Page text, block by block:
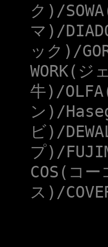
ク)/
マ)/
ック)/
WORK(ジ
牛)/
ン)/
ビ)/
プ)/
COS(コ
ス)/